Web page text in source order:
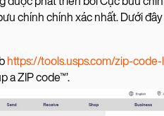
chính chính xác nhất. Dưới
https://tools.usps.com/zip-
a ZIP code™’.